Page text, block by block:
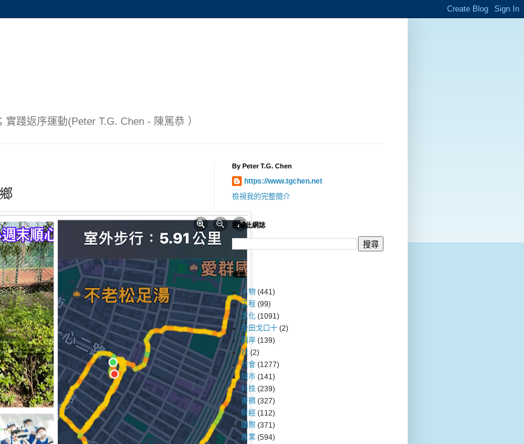
踐返序運動(Peter T.G. Chen - 陳篤恭 ）
By Peter T.G. Chen
https://www.tgchen.net
檢視我的完整簡介
搜尋此網誌
標籤
人物 (441)
工程 (99)
文化 (1091)
全田戈口十 (2)
兩岸 (139)
社 (2)
社會 (1277)
城巿 (141)
科技 (239)
書摘 (327)
財經 (112)
國際 (371)
產業 (594)